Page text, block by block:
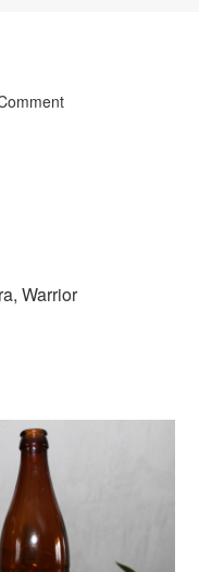
Warrior